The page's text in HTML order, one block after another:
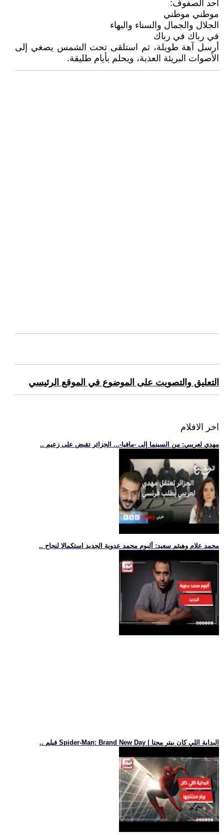
أحد الصفوف:
موطني موطني
الجلال والجمال والسناء والبهاء
في رباك في رباك
أرسل آهة طويلة، ثم استلقى تحت الشمس يصغي إلى
الأصوات البريئة العذبة، ويحلم بأيام طليقة.
التعليق والتصويت على الموضوع في الموقع الرئيسي
اخر الافلام
.. مهدي لعريبي: من السينما إلى -مافيا-... الجزائر تقبض على زعيم
.. محمد علام وهيثم سعيد: ألبوم محمد عدوية الجديد استكمالا لنجاح
.. فيلم Spider-Man: Brand New Day | البداية اللي كان بيتر محتا